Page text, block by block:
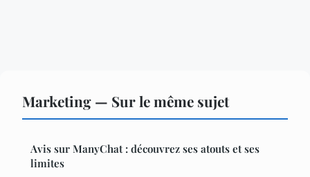
Marketing — Sur le même sujet
Avis sur ManyChat : découvrez ses atouts et ses
limites